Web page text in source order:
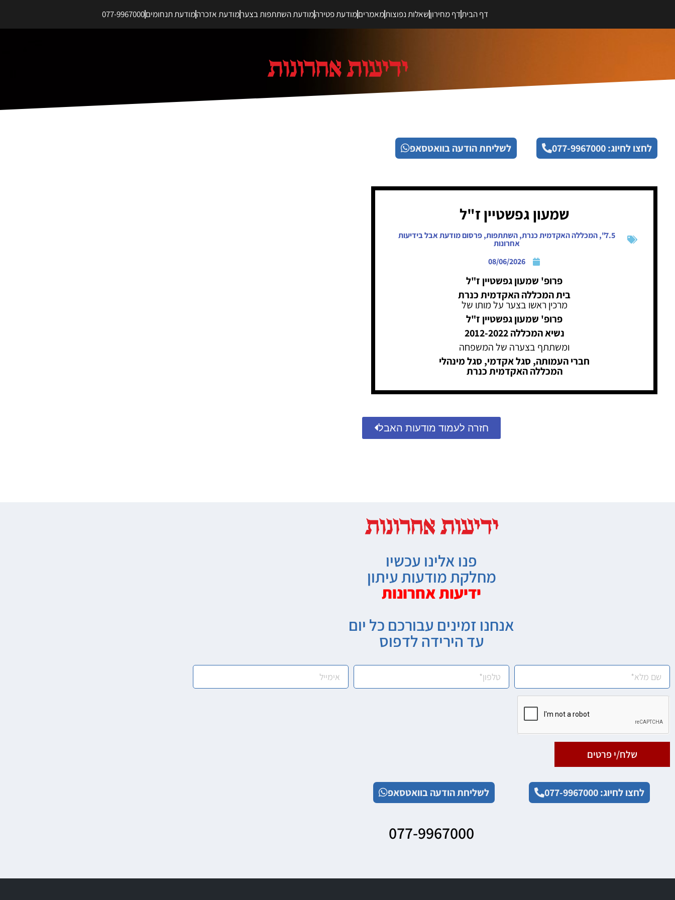
דף הביתדף מחירוןשאלות נפוצותמאמריםמודעת פטירהמודעת השתתפות בצערמודעת אזכרהמודעת תנחומים077-9967000
לחצו לחיוג: 077-9967000 לשליחת הודעה בוואטסאפ
שמעון גפשטיין ז"ל
7.5"
,המכללה האקדמית כנרת,השתתפות,פרסום מודעת אבל בידיעות
אחרונות
08/06/2026
פרופ' שמעון גפשטיין ז"ל
בית המכללה האקדמית כנרת
מרכין ראשו בצער על מותו של
פרופ' שמעון גפשטיין ז"ל
נשיא המכללה 2012-2022
ומשתתף בצערה של המשפחה
חברי העמותה, סגל אקדמי, סגל מינהלי
המכללה האקדמית כנרת
חזרה לעמוד מודעות האבל
פנו אלינו עכשיו
מחלקת מודעות עיתון
ידיעות אחרונות
אנחנו זמינים עבורכם כל יום
עד הירידה לדפוס
שלח/י פרטים
לחצו לחיוג: 077-9967000 לשליחת הודעה בוואטסאפ
077-9967000